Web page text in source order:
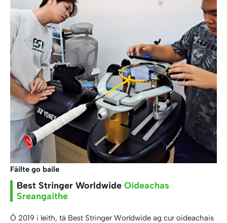
Fáilte go baile
Best Stringer Worldwide Oideachas
Sreangaithe
Ó 2019 i leith, tá Best Stringer Worldwide ag cur oideachais